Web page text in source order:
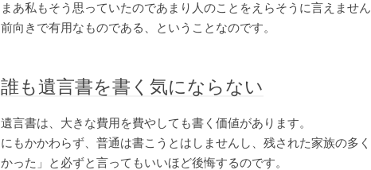
まあ私もそう思っていたのであまり人のことをえらそうに言えませ
前向きで有用なものである、ということなのです。
誰も遺言書を書く気にならない
遺言書は、大きな費用を費やしても書く価値があります。
にもかかわらず、普通は書こうとはしませんし、残された家族の多
かった」と必ずと言ってもいいほど後悔するのです。